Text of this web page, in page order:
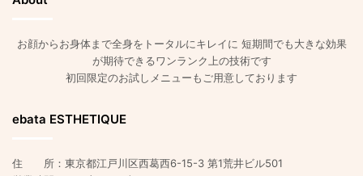
お顔からお身体まで全身をトータルにキレイに 短期間でも大きな効果
が期待できるワンランク上の技術です
初回限定のお試しメニューもご用意しております
ebata ESTHETIQUE
住 所：東京都江戸川区西葛西6-15-3 第1荒井ビル501